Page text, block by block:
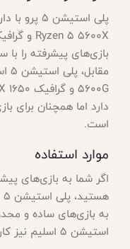
بازی‌های پیشرفته را با
دارد اما همچنان
است.
موارد استفاده
اگر شما به بازی‌های
به بازی‌های ساده و
استیشن 5 اسلیم نیز کارآمد و ارزش‌پذیر است.